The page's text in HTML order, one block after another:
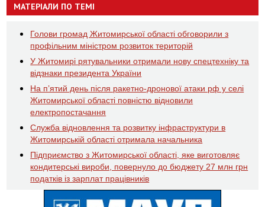
МАТЕРІАЛИ ПО ТЕМІ
Голови громад Житомирської області обговорили з
профільним міністром розвиток територій
У Житомирі рятувальники отримали нову спецтехніку та
відзнаки президента України
На пʼятий день після ракетно-дронової атаки рф у селі
Житомирської області повністю відновили
електропостачання
Служба відновлення та розвитку інфраструктури в
Житомирській області отримала начальника
Підприємство з Житомирської області, яке виготовляє
кондитерські вироби, повернуло до бюджету 27 млн грн
податків із зарплат працівників